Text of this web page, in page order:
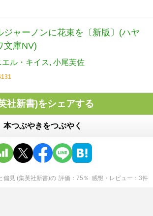
ジャーノンに花束を〔新版〕(ハヤ
文庫NV)
エル・キイス 小尾芙佐
社新書)をシェアする
本つぶやきをつぶやく
偏見 (集英社新書)の 評価 75 ％ 感想・レビュー 3件